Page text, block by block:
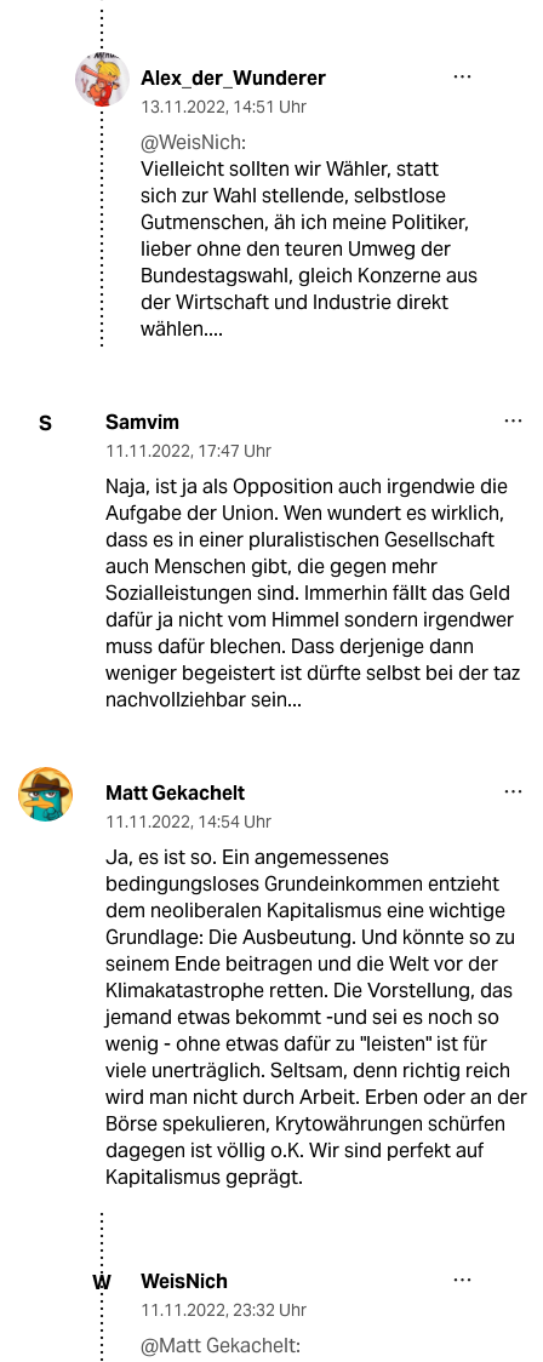
Alex_der_Wunderer
13.11.2022, 14:51 Uhr
@WeisNich:
Vielleicht sollten wir Wähler, statt
sich zur Wahl stellende, selbstlose
Gutmenschen, äh ich meine Politiker,
lieber ohne den teuren Umweg der
Bundestagswahl, gleich Konzerne aus
der Wirtschaft und Industrie direkt
wählen....
S Samvim
11.11.2022, 17:47 Uhr
Naja, ist ja als Opposition auch irgendwie die
Aufgabe der Union. Wen wundert es wirklich,
dass es in einer pluralistischen Gesellschaft
auch Menschen gibt, die gegen mehr
Sozialleistungen sind. Immerhin fällt das Geld
dafür ja nicht vom Himmel sondern irgendwer
muss dafür blechen. Dass derjenige dann
weniger begeistert ist dürfte selbst bei der taz
nachvollziehbar sein...
Matt Gekachelt
11.11.2022, 14:54 Uhr
Ja, es ist so. Ein angemessenes
bedingungsloses Grundeinkommen entzieht
dem neoliberalen Kapitalismus eine wichtige
Grundlage: Die Ausbeutung. Und könnte so zu
seinem Ende beitragen und die Welt vor der
Klimakatastrophe retten. Die Vorstellung, das
jemand etwas bekommt -und sei es noch so
wenig - ohne etwas dafür zu "leisten" ist für
viele unerträglich. Seltsam, denn richtig reich
wird man nicht durch Arbeit. Erben oder an der
Börse spekulieren, Krytowährungen schürfen
dagegen ist völlig o.K. Wir sind perfekt auf
Kapitalismus geprägt.
W WeisNich
11.11.2022, 23:32 Uhr
@Matt Gekachelt: